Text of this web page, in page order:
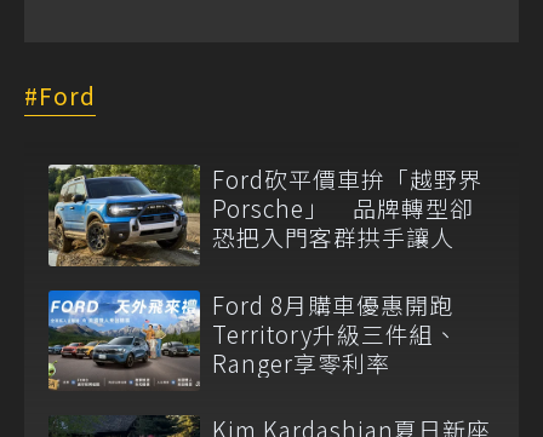
Ford
Ford砍平價車拚「越野界
Porsche」 品牌轉型卻
恐把入門客群拱手讓人
Ford 8月購車優惠開跑
Territory升級三件組、
Ranger享零利率
Kim Kardashian夏日新座